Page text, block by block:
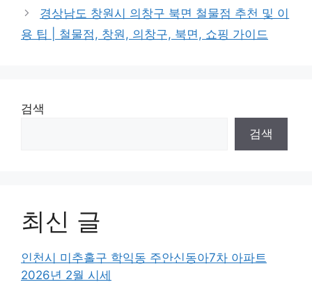
경상남도 창원시 의창구 북면 철물점 추천 및 이
용 팁 | 철물점, 창원, 의창구, 북면, 쇼핑 가이드
검색
검색
최신 글
인천시 미추홀구 학익동 주안신동아7차 아파트
2026년 2월 시세